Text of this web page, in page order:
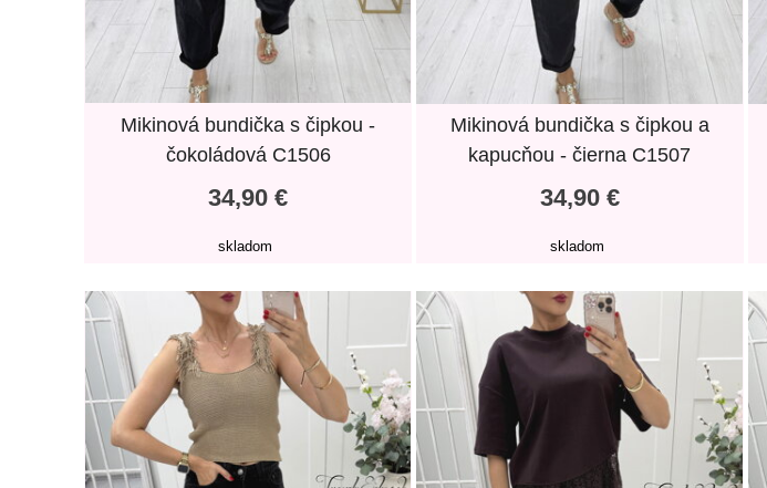
Mikinová bundička s čipkou -
čokoládová C1506
34,90 €
skladom
Mikinová bundička s čipkou a
kapucňou - čierna C1507
34,90 €
skladom